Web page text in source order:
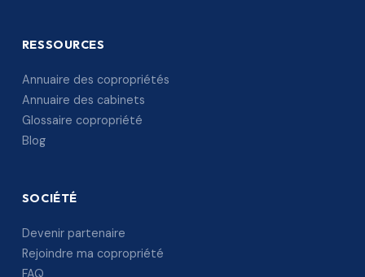
RESSOURCES
Annuaire des copropriétés
Annuaire des cabinets
Glossaire copropriété
Blog
SOCIÉTÉ
Devenir partenaire
Rejoindre ma copropriété
FAQ